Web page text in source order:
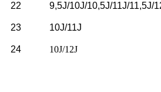
22 9,5J/10J/10,5J/11J/11,5J/
23 10J/11J
24 10J/12J